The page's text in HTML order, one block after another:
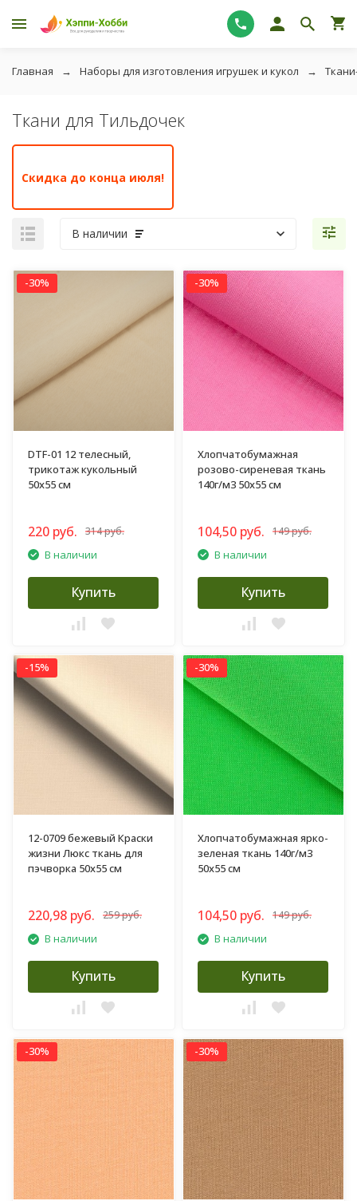
Главная Наборы для изготовления игрушек и кукол
Ткани для Тильдочек
Скидка до конца июля!
В наличии
-30%
DTF-01 12 телесный,
трикотаж кукольный
50х55 см
220 руб. 314 руб.
В наличии
Купить
-30%
Хлопчатобумажная
розово-сиреневая ткань
140г/м3 50х55 см
104,50 руб. 149 руб.
В наличии
Купить
-15%
12-0709 бежевый Краски
жизни Люкс ткань для
пэчворка 50х55 см
220,98 руб. 259 руб.
В наличии
Купить
-30%
Хлопчатобумажная ярко-
зеленая ткань 140г/м3
50х55 см
104,50 руб. 149 руб.
В наличии
Купить
-30% -30%